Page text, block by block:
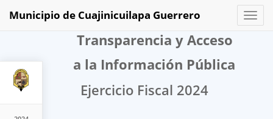
Toggle
Municipio de Cuajinicuilapa Guerrero
Transparencia y Acceso
a la Información Pública
Ejercicio Fiscal 2024